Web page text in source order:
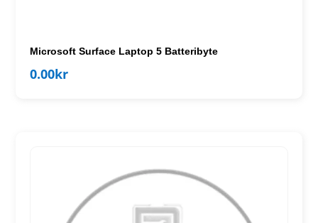
Microsoft Surface Laptop 5 Batteribyte
0.00kr